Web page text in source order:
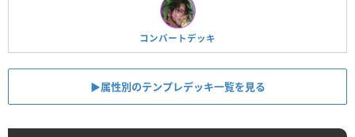
コンバートデッキ
▶︎属性別のテンプレデッキ一覧を見る